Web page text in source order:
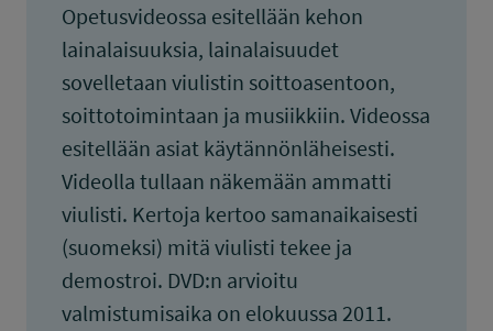
Opetusvideossa esitellään kehon
lainalaisuuksia, lainalaisuudet
sovelletaan viulistin soittoasentoon,
soittotoimintaan ja musiikkiin. Videossa
esitellään asiat käytännönläheisesti.
Videolla tullaan näkemään ammatti
viulisti. Kertoja kertoo samanaikaisesti
(suomeksi) mitä viulisti tekee ja
demostroi. DVD:n arvioitu
valmistumisaika on elokuussa 2011.